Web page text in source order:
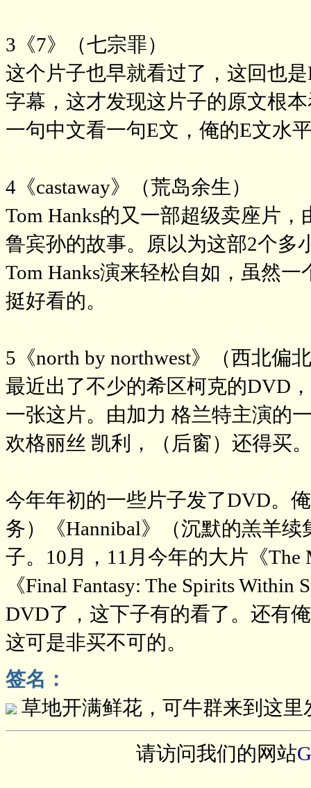
3《7》（七宗罪）
这个片子也早就看过了，这回也
字幕，这才发现这片子的原文根
一句中文看一句E文，俺的E文水
4《castaway》（荒岛余生）
Tom Hanks的又一部超级卖座片
鲁宾孙的故事。原以为这部2个多
Tom Hanks演来轻松自如，虽然
挺好看的。
5《north by northwest》（西北偏
最近出了不少的希区柯克的DVD
一张这片。由加力 格兰特主演的
欢格丽丝 凯利，（后窗）还得买
今年年初的一些片子发了DVD。
务）《Hannibal》（沉默的羔羊
子。10月，11月今年的大片《The
《Final Fantasy: The Spirits
DVD了，这下子有的看了。还有
这可是非买不可的。
签名：
草地开满鲜花，可牛群来到这里
请访问我们的网站